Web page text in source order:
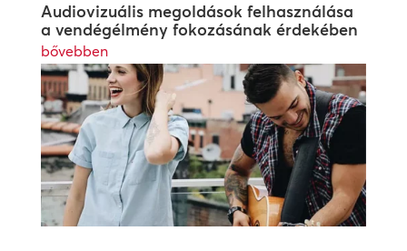
Audiovizuális megoldások felhasználása
a vendégélmény fokozásának érdekében
bővebben